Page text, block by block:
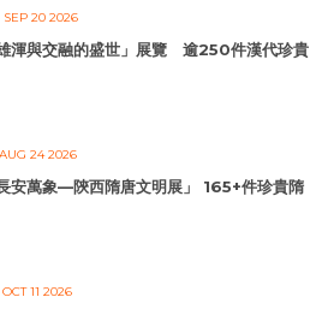
SEP 20 2026
雄渾與交融的盛世」展覽 逾250件漢代珍貴
24 2026
安萬象—陝西隋唐文明展」 165+件珍貴隋
11 2026